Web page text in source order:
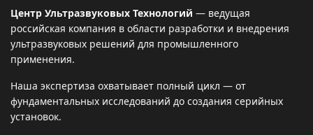
Центр Ультразвуковых Технологий — ведущая
российская компания в области разработки и внедрения
ультразвуковых решений для промышленного
применения.
Наша экспертиза охватывает полный цикл — от
фундаментальных исследований до создания серийных
установок.